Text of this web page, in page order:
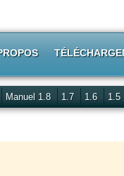
Manuel 1.8 1.7 1.6 1.5